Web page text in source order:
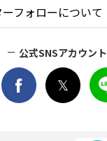
フォローについて
公式SNSアカウント